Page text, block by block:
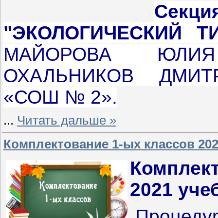
"ЭКОЛОГИЧЕСКИЙ
МАЙОРОВА ЮЛИЯ
ОХАЛЬНИКОВ
«СОШ № 2».
... Читать дальше »
Комплектование 1-ых классов
2021